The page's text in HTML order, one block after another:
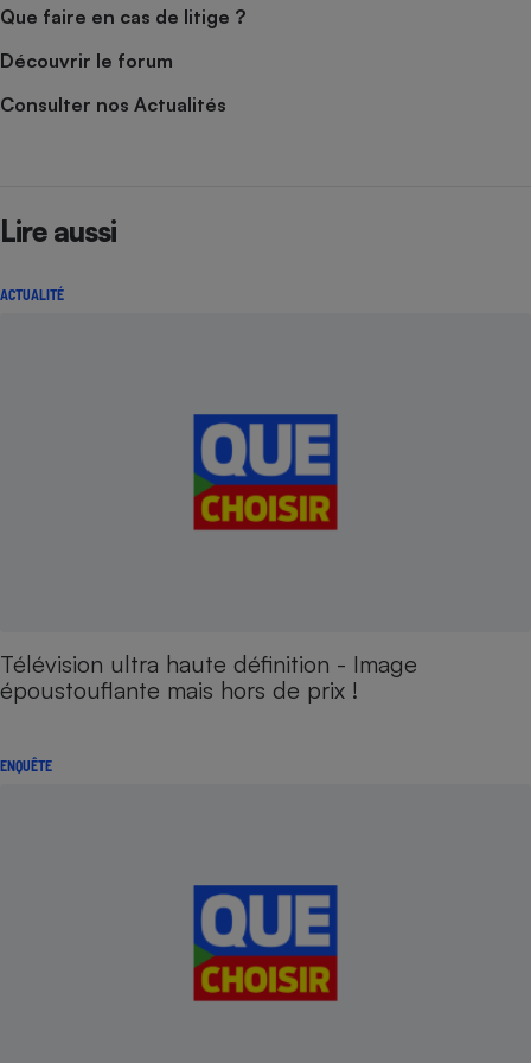
Que faire en cas de litige ?
Découvrir le forum
Consulter nos Actualités
Lire aussi
ACTUALITÉ
Télévision ultra haute définition - Image
époustouflante mais hors de prix !
ENQUÊTE